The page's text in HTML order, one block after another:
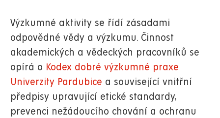
Výzkumné aktivity se řídí zásadami
odpovědné vědy a výzkumu. Činnost
akademických a vědeckých pracovníků se
opírá o Kodex dobré výzkumné praxe
Univerzity Pardubice a související vnitřní
předpisy upravující etické standardy,
prevenci nežádoucího chování a ochranu